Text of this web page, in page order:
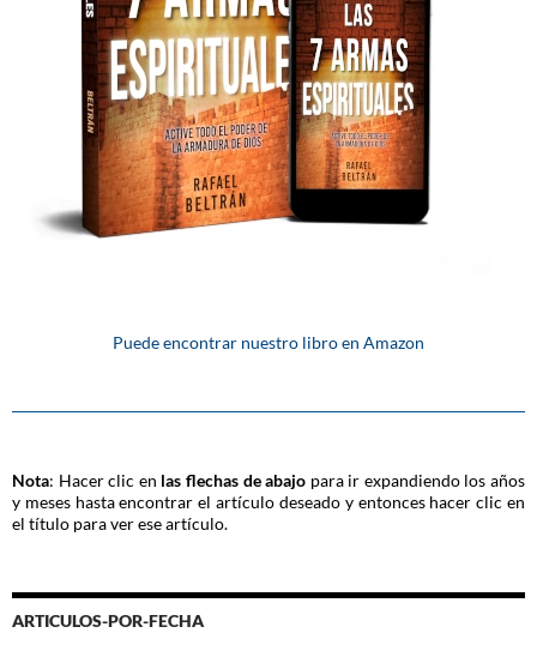
Puede encontrar nuestro libro en Amazon
Nota: Hacer clic en las flechas de abajo para ir expandiendo los años
y meses hasta encontrar el artículo deseado y entonces hacer clic en
el título para ver ese artículo.
ARTICULOS-POR-FECHA